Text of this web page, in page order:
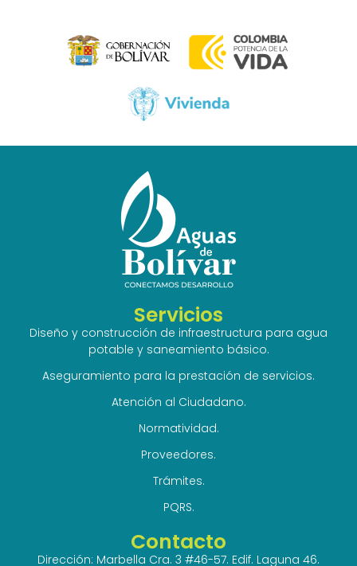
Servicios
Diseño y construcción de infraestructura para agua
potable y saneamiento básico.
Aseguramiento para la prestación de servicios.
Atención al Ciudadano.
Normatividad.
Proveedores.
Trámites.
PQRS.
Contacto
Dirección: Marbella Cra. 3 #46-57. Edif. Laguna 46.